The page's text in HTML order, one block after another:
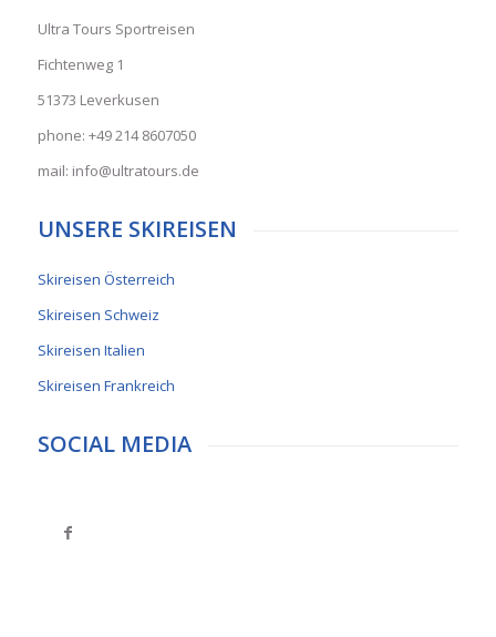
Ultra Tours Sportreisen
Fichtenweg 1
51373 Leverkusen
phone: +49 214 8607050
mail: info@ultratours.de
UNSERE SKIREISEN
Skireisen Österreich
Skireisen Schweiz
Skireisen Italien
Skireisen Frankreich
SOCIAL MEDIA